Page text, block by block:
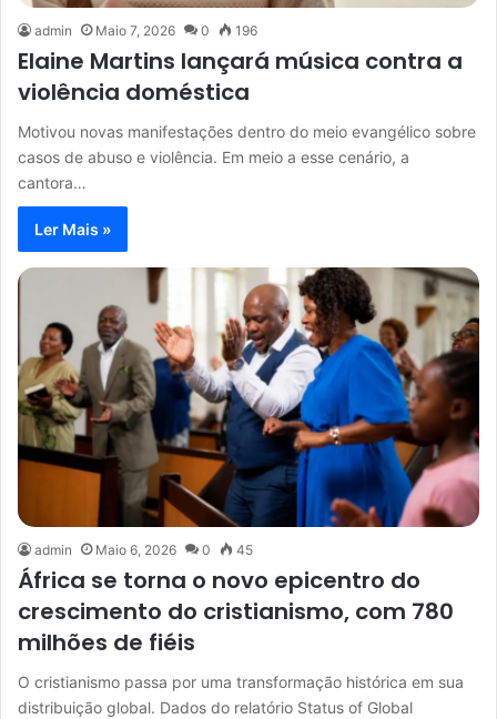
admin Maio 7, 2026 0 196
Elaine Martins lançará música contra a
violência doméstica
Motivou novas manifestações dentro do meio evangélico sobre
casos de abuso e violência. Em meio a esse cenário, a
cantora…
Ler Mais »
admin Maio 6, 2026 0 45
África se torna o novo epicentro do
crescimento do cristianismo, com 780
milhões de fiéis
O cristianismo passa por uma transformação histórica em sua
distribuição global. Dados do relatório Status of Global